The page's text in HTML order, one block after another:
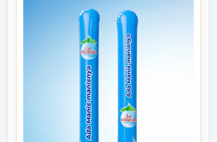
Pemasaran dengan Balon Tepuk Tuban –
Dapatkan Dukungan Meriah untuk Event
Balon tepuk adalah alat promosi yang efektif
untuk mendukung acara besar...